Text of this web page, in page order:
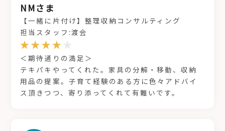
NMさま
【一緒に片付け】整理収納コンサルティング
担当スタッフ:渡会
＜期待通りの満足＞
テキパキやってくれた。家具の分解・移動、収納
用品の提案。子育て経験のある方に色々アドバイ
ス頂きつつ、寄り添ってくれて有難いです。